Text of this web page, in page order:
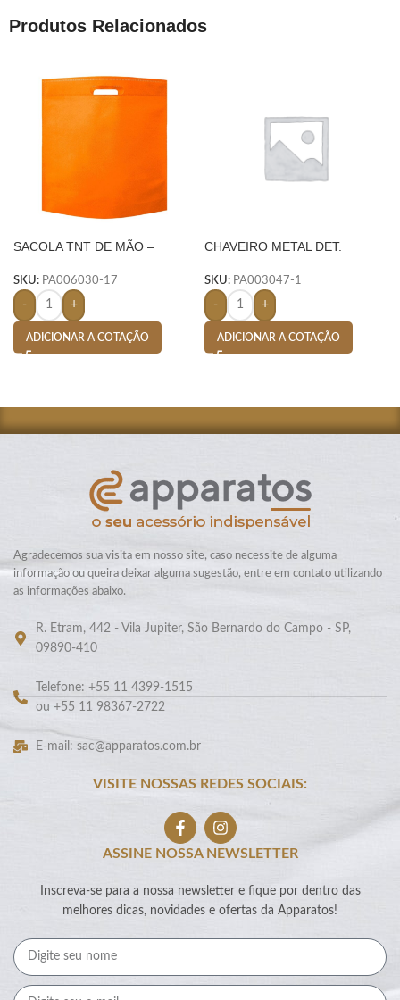
Produtos Relacionados
SACOLA TNT DE MÃO –
SKU: PA006030-17
- +
ADICIONAR A COTAÇÃO
CHAVEIRO METAL DET.
SKU: PA003047-1
- +
ADICIONAR A COTAÇÃO
Agradecemos sua visita em nosso site, caso necessite de alguma
informação ou queira deixar alguma sugestão, entre em contato utilizando
as informações abaixo.
R. Etram, 442 - Vila Jupiter, São Bernardo do Campo - SP,
09890-410
Telefone: +55 11 4399-1515
ou +55 11 98367-2722
E-mail: sac@apparatos.com.br
VISITE NOSSAS REDES SOCIAIS:
ASSINE NOSSA NEWSLETTER
Inscreva-se para a nossa newsletter e fique por dentro das
melhores dicas, novidades e ofertas da Apparatos!